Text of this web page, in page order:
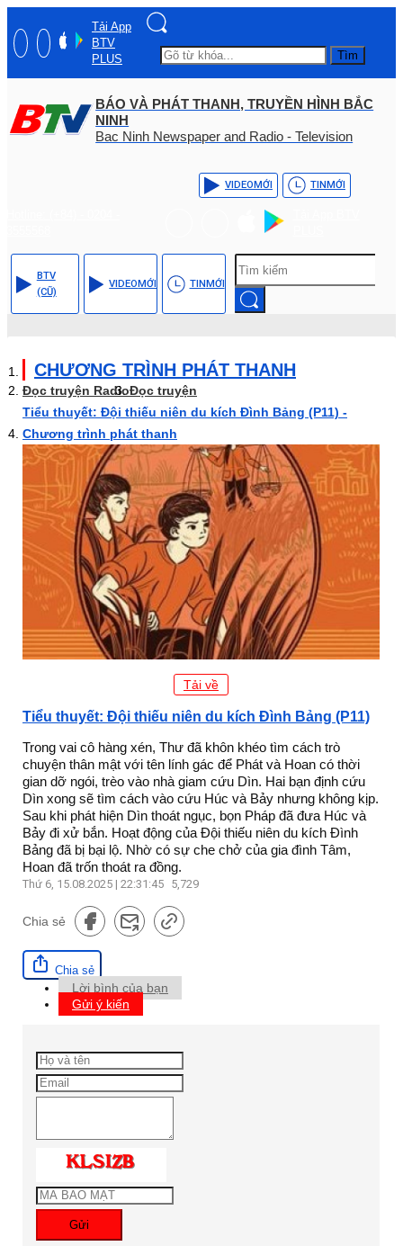
Tải App
BTV
PLUS
Tìm
BÁO VÀ PHÁT THANH, TRUYỀN HÌNH BẮC
NINH
Bac Ninh Newspaper and Radio - Television
VIDEOMỚI TINMỚI
BTV
(CŨ)
VIDEOMỚI TINMỚI
CHƯƠNG TRÌNH PHÁT THANH
Đọc truyện RadioĐọc truyện
Tiểu thuyết: Đội thiếu niên du kích Đình Bảng (P11) -
Chương trình phát thanh
Tải về
Tiểu thuyết: Đội thiếu niên du kích Đình Bảng (P11)
Trong vai cô hàng xén, Thư đã khôn khéo tìm cách trò
chuyện thân mật với tên lính gác để Phát và Hoan có thời
gian dỡ ngói, trèo vào nhà giam cứu Dìn. Hai bạn định cứu
Dìn xong sẽ tìm cách vào cứu Húc và Bảy nhưng không kịp.
Sau khi phát hiện Dìn thoát ngục, bọn Pháp đã đưa Húc và
Bảy đi xử bắn. Hoạt động của Đội thiếu niên du kích Đình
Bảng đã bị bại lộ. Nhờ có sự che chở của gia đình Tâm,
Hoan đã trốn thoát ra đồng.
Thứ 6, 15.08.2025 | 22:31:45 5,729
Chia sẻ
Chia sẻ
Lời bình của bạn
Gửi ý kiến
Gửi